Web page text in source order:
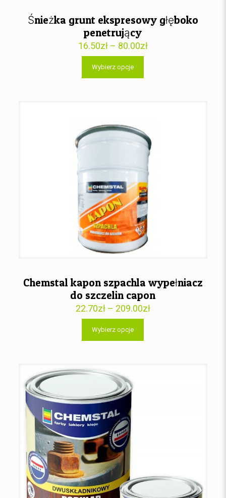
Śnieżka grunt ekspresowy głęboko
penetrujący
16.50zł– 80.00zł
Wybierz opcje
Chemstal kapon szpachla wypełniacz
do szczelin capon
22.70zł– 209.00zł
Wybierz opcje